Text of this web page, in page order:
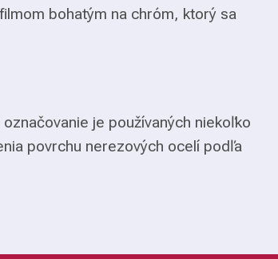
bohatým na chróm, ktorý sa
je používaných niekoľko
povrchu nerezových ocelí podľa